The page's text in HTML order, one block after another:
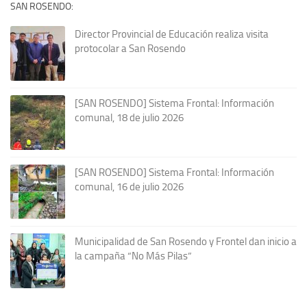
SAN ROSENDO:
Director Provincial de Educación realiza visita
protocolar a San Rosendo
[SAN ROSENDO] Sistema Frontal: Información
comunal, 18 de julio 2026
[SAN ROSENDO] Sistema Frontal: Información
comunal, 16 de julio 2026
Municipalidad de San Rosendo y Frontel dan inicio a
la campaña “No Más Pilas”